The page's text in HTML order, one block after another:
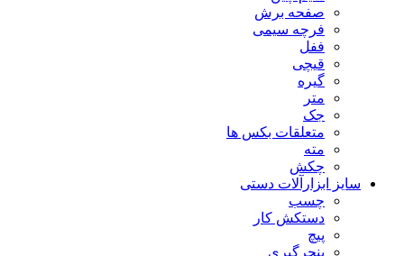
صفحه برش
فرچه سیمی
ففل
قیچی
گیره
متر
جک
متعلقات بکس ها
مته
چکش
سایز ابزارآلات دستی
چسب
دستکش کار
پیچ
پنچرگیری